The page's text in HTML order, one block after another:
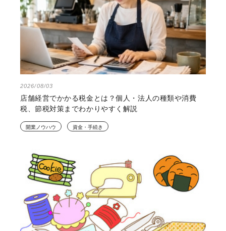
2026/08/03
店舗経営でかかる税金とは？個人・法人の種類や消費
税、節税対策までわかりやすく解説
開業ノウハウ 資金・手続き